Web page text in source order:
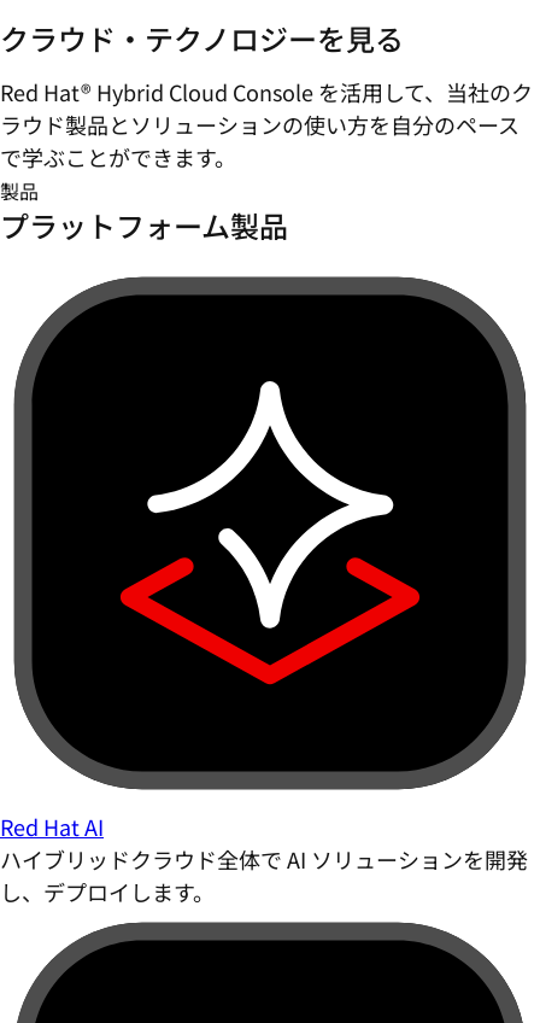
クラウド・テクノロジーを見る
Red Hat® Hybrid Cloud Console を活用して、当社のク
ラウド製品とソリューションの使い方を自分のペース
で学ぶことができます。
製品
プラットフォーム製品
Red Hat AI
ハイブリッドクラウド全体で AI ソリューションを開発
し、デプロイします。